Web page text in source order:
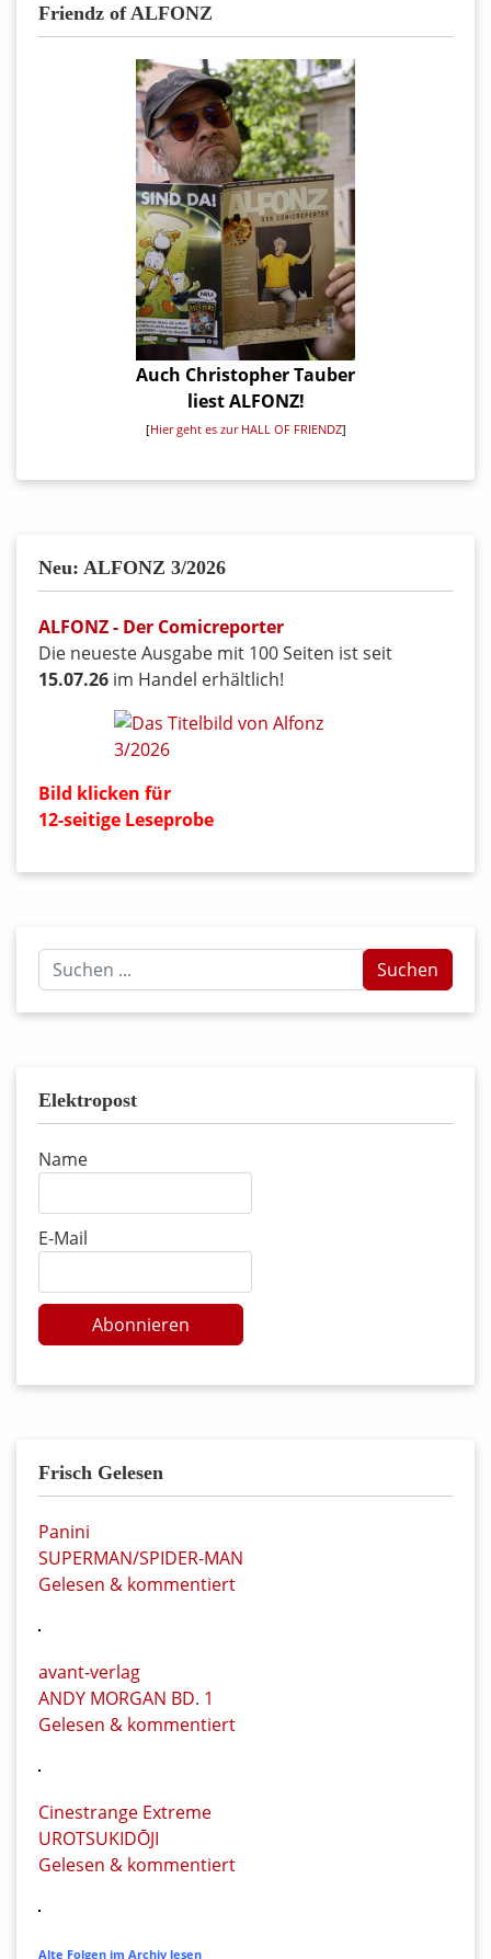
Friendz of ALFONZ
Auch Christopher Tauber
liest ALFONZ!
[Hier geht es zur HALL OF FRIENDZ]
Neu: ALFONZ 3/2026
ALFONZ - Der Comicreporter
Die neueste Ausgabe mit 100 Seiten ist seit
15.07.26 im Handel erhältlich!
Bild klicken für
12-seitige Leseprobe
Suchen
...
Suchen
Elektropost
Name
E-Mail
Abonnieren
Frisch Gelesen
Panini
SUPERMAN/SPIDER-MAN
Gelesen & kommentiert
avant-verlag
ANDY MORGAN BD. 1
Gelesen & kommentiert
Cinestrange Extreme
UROTSUKIDŌJI
Gelesen & kommentiert
Alte Folgen im Archiv lesen